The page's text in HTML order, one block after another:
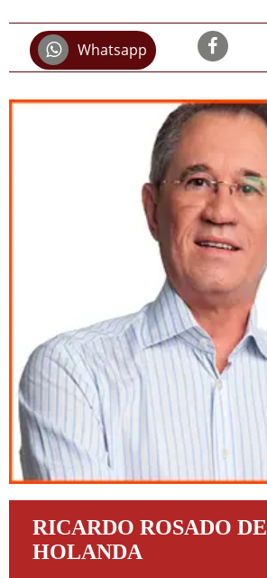
Whatsapp
RICARDO ROSADO DE
HOLANDA